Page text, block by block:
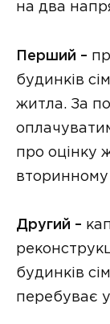
на два
Перший –
будинків
житла. За
про оцінку
Другий –
будинків
перебуває